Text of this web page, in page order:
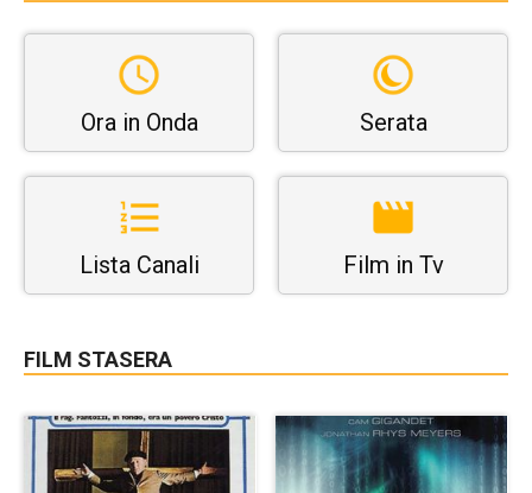
Ora in Onda Serata
Lista Canali Film in Tv
FILM STASERA